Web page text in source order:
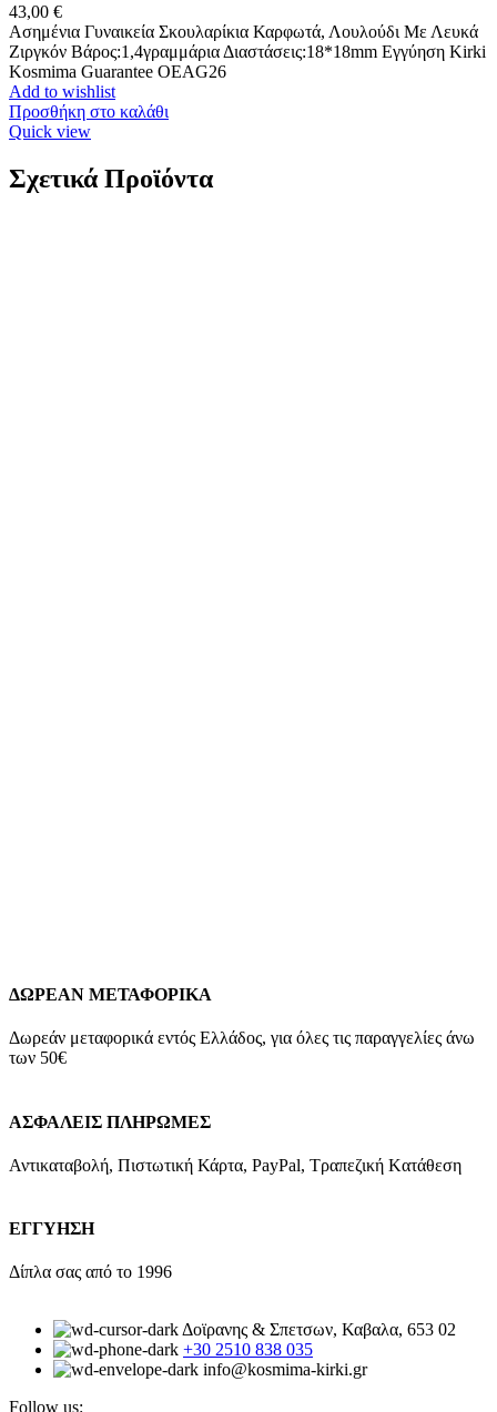
43,00 €
Ασημένια Γυναικεία Σκουλαρίκια Καρφωτά, Λουλούδι Με Λευκά
Ζιργκόν Βάρος:1,4γραμμάρια Διαστάσεις:18*18mm Εγγύηση Kirki
Kosmima Guarantee OEAG26
Add to wishlist
Προσθήκη στο καλάθι
Quick view
Σχετικά Προϊόντα
ΔΩΡΕΑΝ ΜΕΤΑΦΟΡΙΚΑ
Δωρεάν μεταφορικά εντός Ελλάδος, για όλες τις παραγγελίες άνω
των 50€
ΑΣΦΑΛΕΙΣ ΠΛΗΡΩΜΕΣ
Αντικαταβολή, Πιστωτική Κάρτα, PayPal, Τραπεζική Kατάθεση
ΕΓΓΥΗΣΗ
Δίπλα σας από το 1996
Δοϊρανης & Σπετσων, Καβαλα, 653 02
+30 2510 838 035
info@kosmima-kirki.gr
Follow us: